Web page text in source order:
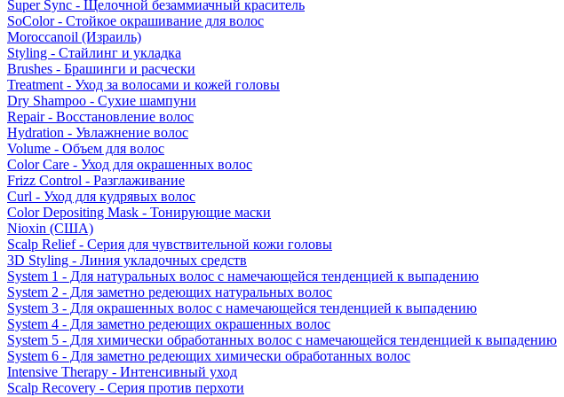
Super Sync - Щелочной безаммиачный краситель
SoColor - Стойкое окрашивание для волос
Moroccanoil (Израиль)
Styling - Стайлинг и укладка
Brushes - Брашинги и расчески
Treatment - Уход за волосами и кожей головы
Dry Shampoo - Сухие шампуни
Repair - Восстановление волос
Hydration - Увлажнение волос
Volume - Объем для волос
Color Care - Уход для окрашенных волос
Frizz Control - Разглаживание
Curl - Уход для кудрявых волос
Color Depositing Mask - Тонирующие маски
Nioxin (США)
Scalp Relief - Серия для чувствительной кожи головы
3D Styling - Линия укладочных средств
System 1 - Для натуральных волос с намечающейся тенденцией к выпадению
System 2 - Для заметно редеющих натуральных волос
System 3 - Для окрашенных волос с намечающейся тенденцией к выпадению
System 4 - Для заметно редеющих окрашенных волос
System 5 - Для химически обработанных волос с намечающейся тенденцией к выпадению
System 6 - Для заметно редеющих химически обработанных волос
Intensive Therapy - Интенсивный уход
Scalp Recovery - Серия против перхоти